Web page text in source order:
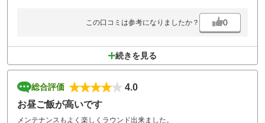
この口コミは参考になりましたか？ 0
続きを見る
総合評価
4.0
お昼ご飯が高いです
メンテナンスもよく楽しくラウンド出来ました。